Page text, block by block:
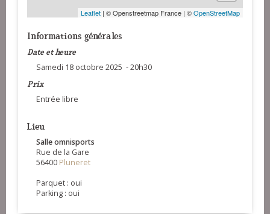
Leaflet | © Openstreetmap France | ©OpenStreetMap
Informations générales
Date et heure
Samedi 18 octobre 2025 - 20h30
Prix
Entrée libre
Lieu
Salle omnisports
Rue de la Gare
56400 Pluneret
Parquet : oui
Parking : oui